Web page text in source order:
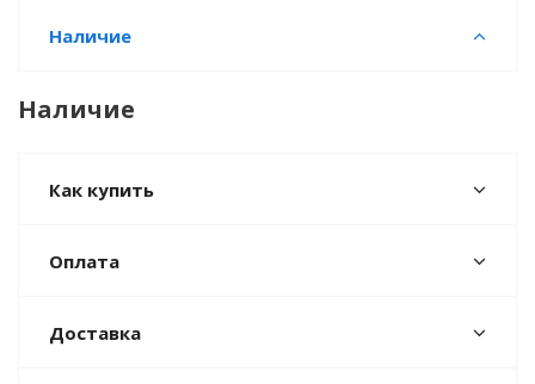
Наличие
Наличие
Как купить
Оплата
Доставка